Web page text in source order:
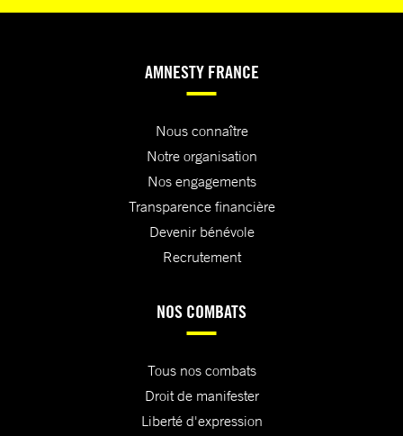
AMNESTY FRANCE
Nous connaître
Notre organisation
Nos engagements
Transparence financière
Devenir bénévole
Recrutement
NOS COMBATS
Tous nos combats
Droit de manifester
Liberté d'expression